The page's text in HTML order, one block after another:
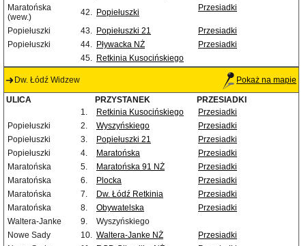
Maratońska
(wew.)
42. Popiełuszki Przesiadki
Popiełuszki 43. Popiełuszki 21
Przesiadki
Popiełuszki
44. Pływacka NŻ
Przesiadki
45. Retkinia Kusocińskiego
Dw. Łódź Widzew Pokaż na mapie
ULICA PRZYSTANEK
PRZESIADKI
1.
Retkinia Kusocińskiego
Przesiadki
Popiełuszki
2. Wyszyńskiego
Przesiadki
Popiełuszki
3. Popiełuszki 21
Przesiadki
Popiełuszki
4. Maratońska
Przesiadki
Maratońska
5. Maratońska 91 NŻ
Przesiadki
Maratońska
6. Plocka
Przesiadki
Maratońska
7. Dw. Łódź Retkinia
Przesiadki
Maratońska
8. Obywatelska
Przesiadki
Waltera-Janke
9.
Wyszyńskiego
Nowe Sady
10. Waltera-Janke NŻ
Przesiadki